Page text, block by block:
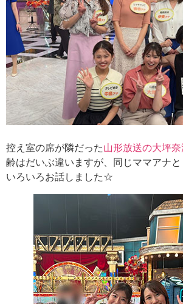
控え室の席が隣だった山形放送の大坪
齢はだいぶ違いますが、同じママアナ
いろいろお話しました☆